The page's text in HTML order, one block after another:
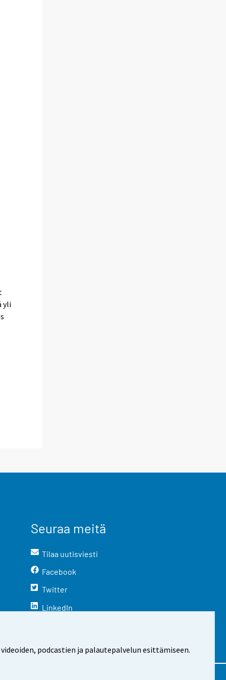
podcastien ja palautepalvelun esittämiseen.
yli
Seuraa meitä
Tilaa uutisviesti
Facebook
Twitter
LinkedIn